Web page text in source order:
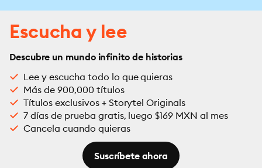
Escucha y lee
Descubre un mundo infinito de historias
Lee y escucha todo lo que quieras
Más de 900,000 títulos
Títulos exclusivos + Storytel Originals
7 días de prueba gratis, luego $169 MXN al mes
Cancela cuando quieras
Suscríbete ahora